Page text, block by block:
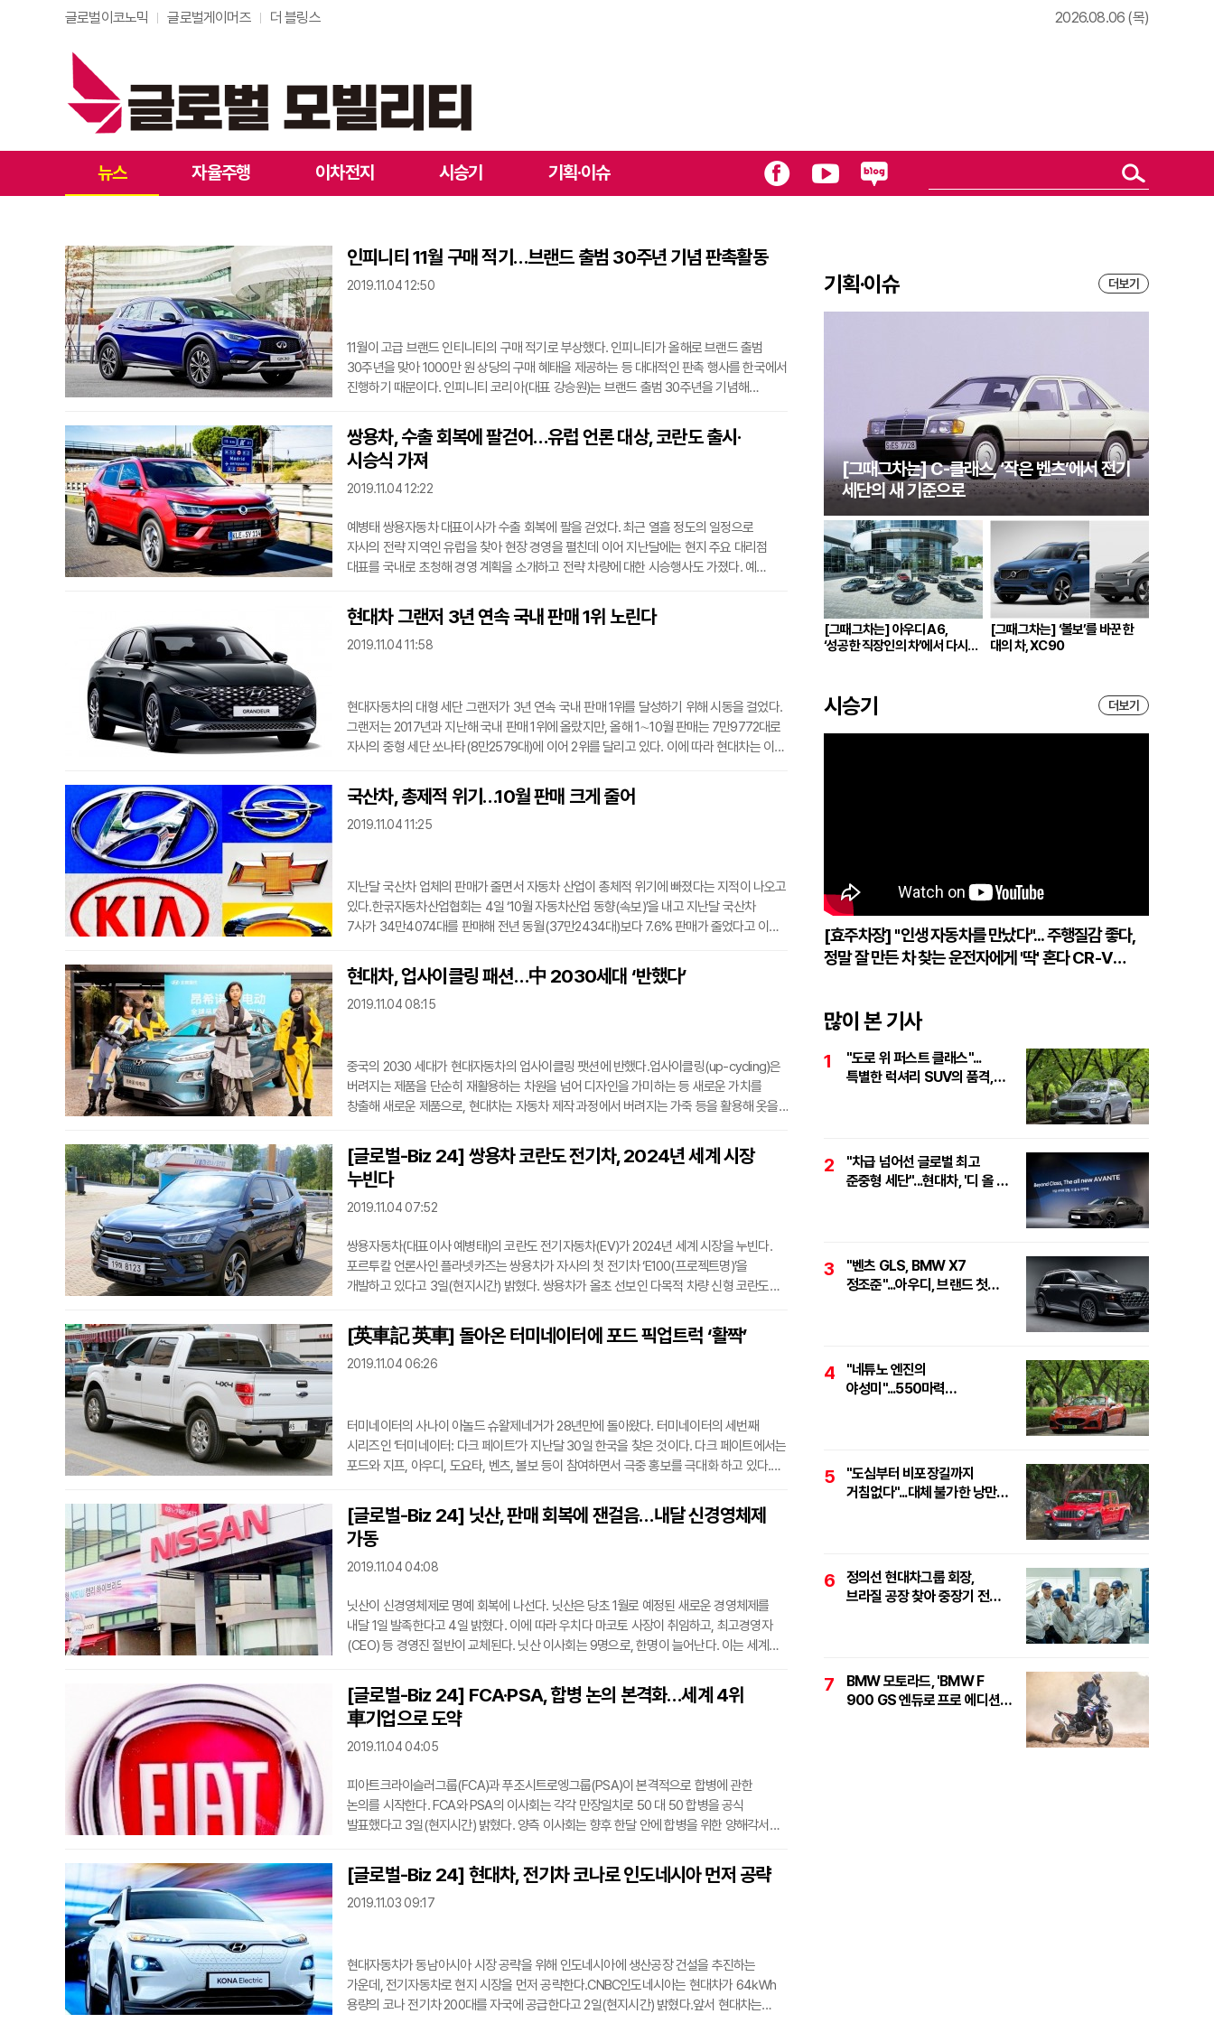
글로벌이코노믹 글로벌게이머즈 더 블링스 2026.08.06 (목)
뉴스 자율주행 이차전지 시승기 기획·이슈
인피니티 11월 구매 적기…브랜드 출범 30주년 기념 판촉활동
2019.11.04 12:50
11월이 고급 브랜드 인티니티의 구매 적기로 부상했다. 인피니티가 올해로 브랜드 출범
30주년을 맞아 1000만 원 상당의 구매 혜태을 제공하는 등 대대적인 판촉 행사를 한국에서
진행하기 때문이다. 인피니티 코리아(대표 강승원)는 브랜드 출범 30주년을 기념해
밝혔다. 행사 대상은 다목적 차량이 Q30을 비롯한 인피니티 대표 모델이다. 국산차 보유
고객이 이달 인피니티 금융 프로그램으로 Q30(에센셜)을 구매할 경우 최대 800만원의
구매 혜택이나, 혹은 무이자 60개월(선수금 50%) 혜택, 500만원 상당의 주유비를 받을 수
있다. 고객이 8
쌍용차, 수출 회복에 팔걷어…유럽 언론 대상, 코란도 출시·
시승식 가져
2019.11.04 12:22
예병태 쌍용자동차 대표이사가 수출 회복에 팔을 걷었다. 최근 열흘 정도의 일정으로
자사의 전략 지역인 유럽을 찾아 현장 경영을 펼친데 이어 지난달에는 현지 주요 대리점
대표를 국내로 초청해 경영 계획을 소개하고 전략 차량에 대한 시승행사도 가졌다. 예
가졌다. 쌍용차는 지난달 29일부터 4일간 스페인 마드리드에서 유럽지역 주요 언론을
초청해 코란도 출시 행사와 미디어 시승행사를 각각 개최했다고 4일 밝혔다. 이번 행사에는
스페인, 이탈리아, 영국, 프랑스, 벨기에, 슬로베니아 등 유럽 22개국에서 90여명의
현대차 그랜저 3년 연속 국내 판매 1위 노린다
2019.11.04 11:58
현대자동차의 대형 세단 그랜저가 3년 연속 국내 판매 1위를 달성하기 위해 시동을 걸었다.
그랜저는 2017년과 지난해 국내 판매 1위에 올랐지만, 올해 1∼10월 판매는 7만9772대로
자사의 중형 세단 쏘나타(8만2579대)에 이어 2위를 달리고 있다. 이에 따라 현대차는 이달
그랜저는 2016년 11월 출시 이후 3년 만에 선보이는 6세대 그랜저의 부분변경 모델로
상품성을 개선하고, 혁신적인 디자인이 적용됐다. 신형 그랜저는 2.5 가솔린, 3.3 가솔린,
국산차, 총제적 위기…10월 판매 크게 줄어
2019.11.04 11:25
지난달 국산차 업체의 판매가 줄면서 자동차 산업이 총체적 위기에 빠졌다는 지적이 나오고
있다.한굮자동차산업협회는 4일 ‘10월 자동차산업 동향(속보)’을 내고 지난달 국산차
7사가 34만4074대를 판매해 전년 동월(37만2434대)보다 7.6% 판매가 줄었다고 이날
모두 약세를 지속기 때문이다. 같은 기간 국내 판매는 1.2%(%(14만68대→13만5369대)
소폭 감소한 반면, 수출은 10.2%(23만2366대→20만8714대) 크게 줄었다. 기아차는
국내 판매와 수출에서 희비가 갈리면서 지난달 판매가 주저 앉았다. 기차아는 지난달
현대차, 업사이클링 패션…中 2030세대 ‘반했다’
2019.11.04 08:15
중국의 2030 세대가 현대자동차의 업사이클링 팻션에 반했다.업사이클링(up-cycling)은
버려지는 제품을 단순히 재활용하는 차원을 넘어 디자인을 가미하는 등 새로운 가치를
창출해 새로운 제품으로, 현대차는 자동차 제작 과정에서 버려지는 가죽 등을 활용해 옷을
베이징’을 개최하고, 폐기되는 가죽시트를 업사이클링한 의상 7벌을 최근 선보였다고 4일
밝혔다. 현대차는 9월d도 미국 뉴욕에서 친환경 패션브랜드 ‘제로+마리아 코르네호’와 함께
[글로벌-Biz 24] 쌍용차 코란도 전기차, 2024년 세계 시장
누빈다
2019.11.04 07:52
쌍용자동차(대표이사 예병태)의 코란도 전기자동차(EV)가 2024년 세계 시장을 누빈다.
포르투칼 언론사인 플라넷카즈는 쌍용차가 자사의 첫 전기차 ‘E100(프로젝트명)’을
개발하고 있다고 3일(현지시간) 밝혔다. 쌍용차가 올초 선보인 다목적 차량 신형 코란도는
출시에 대한 세부 사항을 마무리했다. 이번 프로젝트를 구체화하기 위해 쌍용차는 차량에
특화된 새로운 아키텍처를 구성하고, 새로운 전기 모델에 사용될 플랫폼에서 작업하고
있다고 플라넷카즈는 보도했다. 다만, 플라넷카즈는 쌍용차의 새로운 전기차 플랫폼이
[英車記 英車] 돌아온 터미네이터에 포드 픽업트럭 ‘활짝’
2019.11.04 06:26
터미네이터의 사나이 아놀드 슈왈제네거가 28년만에 돌아왔다. 터미네이터의 세번째
시리즈인 ‘터미네이터: 다크 페이트’가 지난달 30일 한국을 찾은 것이다. 다크 페이트에서는
포드와 지프, 아우디, 도요타, 벤츠, 볼보 등이 참여하면서 극중 홍보를 극대화 하고 있다.
제작했다. 팀 밀러 감독이 메가폰을 잡은 다크 페이트는 1984년 1편에서부터 호흡을 맞춘
아놀드 슈왈제네거(71, 터미네이터 역), 린다 헤밀턴(62, 사라 코너) 등이 열연했다. 극은
[글로벌-Biz 24] 닛산, 판매 회복에 잰걸음…내달 신경영체제
가동
2019.11.04 04:08
닛산이 신경영체제로 명예 회복에 나선다. 닛산은 당초 1월로 예정된 새로운 경영체제를
내달 1일 발족한다고 4일 밝혔다. 이에 따라 우치다 마코토 사장이 취임하고, 최고경영자
(CEO) 등 경영진 절반이 교체된다. 닛산 이사회는 9명으로, 한명이 늘어난다. 이는 세계
분석이다.한편, 닛산과 인피니티는 올해 1∼9월 한국에서 3675대를 판매해 전년 동기
(5402대)보다 32% 판매가 급감했다.같은 기간 수입차 판매는 15.2% 역성장했다.
[글로벌-Biz 24] FCA·PSA, 합병 논의 본격화…세계 4위
車기업으로 도약
2019.11.04 04:05
피아트크라이슬러그룹(FCA)과 푸조시트로엥그룹(PSA)이 본격적으로 합병에 관한
논의를 시작한다. FCA와 PSA의 이사회는 각각 만장일치로 50 대 50 합병을 공식
발표했다고 3일(현지시간) 밝혔다. 양측 이사회는 향후 한달 안에 합병을 위한 양해각서를
870만대의 판매로 세계 4위의 자동차 업체로 부상한하게 된다. 각사의 주주는 합병된
그룹의 지분 50%를 소유하게 되며, 합병 이사회는 11명(FCA 5명, PSA 5명)으로
구성된다. 최고경영자는 합병 이후 5년간 카를로스 타바레스가 맡는다. 한편, FCA는 올해
[글로벌-Biz 24] 현대차, 전기차 코나로 인도네시아 먼저 공략
2019.11.03 09:17
현대자동차가 동남아시아 시장 공략을 위해 인도네시아에 생산공장 건설을 추진하는
가운데, 전기자동차로 현지 시장을 먼저 공략한다.CNBC인도네시아는 현대차가 64㎾h
용량의 코나 전기차 200대를 자국에 공급한다고 2일(현지시간) 밝혔다.앞서 현대차는
기획·이슈 더보기
[그때그차는] C-클래스, ‘작은 벤츠’에서 전기
세단의 새 기준으로
[그때그차는] 아우디 A6,
‘성공한 직장인의 차’에서 다시
[그때그차는] ‘볼보’를 바꾼 한
대의 차, XC90
시승기 더보기
[효주차장] "인생 자동차를 만났다"... 주행질감 좋다,
정말 잘 만든 차 찾는 운전자에게 '딱' 혼다 CR-V
많이 본 기사
1
"도로 위 퍼스트 클래스"...
특별한 럭셔리 SUV의 품격,
2
"차급 넘어선 글로벌 최고
준중형 세단"...현대차, '디 올 뉴
3
"벤츠 GLS, BMW X7
정조준"...아우디, 브랜드 첫
4
"네튜노 엔진의
야성미"...550마력
5
"도심부터 비포장길까지
거침없다"...대체 불가한 낭만
6
정의선 현대차그룹 회장,
브라질 공장 찾아 중장기 전략
7
BMW 모토라드, 'BMW F
900 GS 엔듀로 프로 에디션'